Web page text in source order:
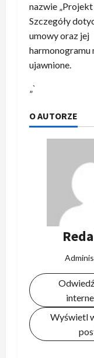
nazwie „Projekt
Szczegóły
umowy oraz jej
harmonogramu
ujawnione.
„`
O AUTORZE
Wyświetl